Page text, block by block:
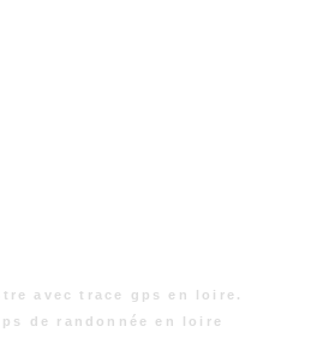
avec trace gps en loire.
de randonnée en loire